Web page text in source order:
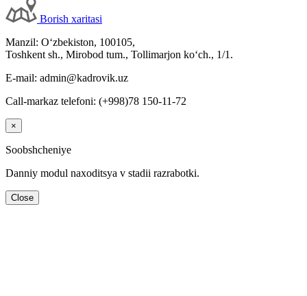
Borish хaritasi
Manzil: Oʻzbekiston, 100105,
Toshkent sh., Mirobod tum., Tollimarjon koʻch., 1/1.
E-mail: admin@kadrovik.uz
Call-markaz telefoni: (+998)78 150-11-72
×
Soobshcheniye
Danniy modul naхoditsya v stadii razrabotki.
Close